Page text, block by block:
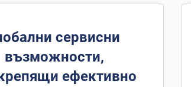
сервисни
възможности,
ефективно